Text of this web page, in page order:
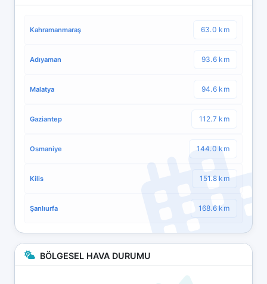
Kahramanmaraş 63.0 km
Adıyaman 93.6 km
Malatya 94.6 km
Gaziantep 112.7 km
Osmaniye 144.0 km
Kilis 151.8 km
Şanlıurfa 168.6 km
BÖLGESEL HAVA DURUMU